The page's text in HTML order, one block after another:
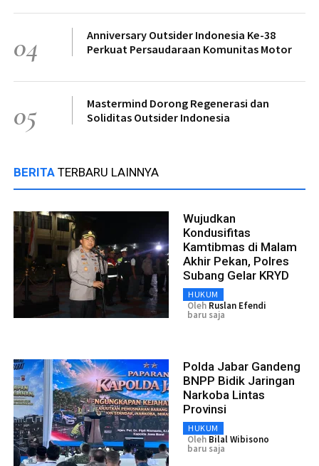
04
Anniversary Outsider Indonesia Ke-38
Perkuat Persaudaraan Komunitas Motor
05
Mastermind Dorong Regenerasi dan
Soliditas Outsider Indonesia
BERITA TERBARU LAINNYA
Wujudkan
Kondusifitas
Kamtibmas di Malam
Akhir Pekan, Polres
Subang Gelar KRYD
HUKUM
Oleh Ruslan Efendi
baru saja
Polda Jabar Gandeng
BNPP Bidik Jaringan
Narkoba Lintas
Provinsi
HUKUM
Oleh Bilal Wibisono
baru saja